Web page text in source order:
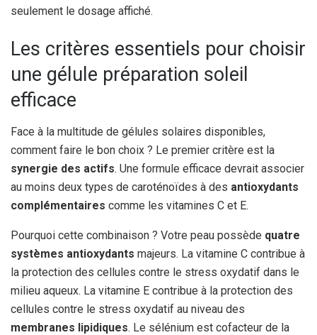
seulement le dosage affiché.
Les critères essentiels pour choisir
une gélule préparation soleil
efficace
Face à la multitude de gélules solaires disponibles,
comment faire le bon choix ? Le premier critère est la
synergie des actifs. Une formule efficace devrait associer
au moins deux types de caroténoïdes à des antioxydants
complémentaires comme les vitamines C et E.
Pourquoi cette combinaison ? Votre peau possède quatre
systèmes antioxydants majeurs. La vitamine C contribue à
la protection des cellules contre le stress oxydatif dans le
milieu aqueux. La vitamine E contribue à la protection des
cellules contre le stress oxydatif au niveau des
membranes lipidiques. Le sélénium est cofacteur de la